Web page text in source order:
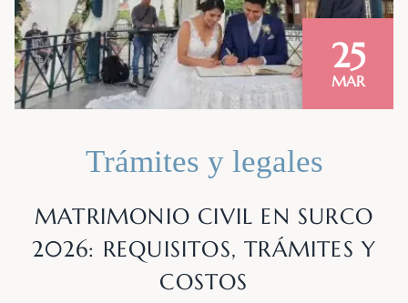
25
MAR
Trámites y legales
MATRIMONIO CIVIL EN SURCO
2026: REQUISITOS, TRÁMITES Y
COSTOS